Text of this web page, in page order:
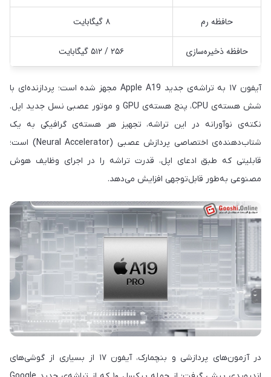
حافظه رم ۸ گیگابایت
حافظه ذخیره‌سازی ۲۵۶ / ۵۱۲ گیگابایت
آیفون ۱۷ به تراشه‌ی جدید Apple A19 مجهز شده است؛ پردازنده‌ای با
شش هسته‌ی CPU، پنج هسته‌ی GPU و موتور عصبی نسل جدید اپل.
نکته‌ی نوآورانه در این تراشه، تجهیز هر هسته‌ی گرافیکی به یک
شتاب‌دهنده‌ی اختصاصی پردازش عصبی (Neural Accelerator) است؛
قابلیتی که طبق ادعای اپل، قدرت تراشه را در اجرای وظایف هوش
مصنوعی به‌طور قابل‌توجهی افزایش می‌دهد.
در آزمون‌های پردازشی و بنچمارک، آیفون ۱۷ از بسیاری از گوشی‌های